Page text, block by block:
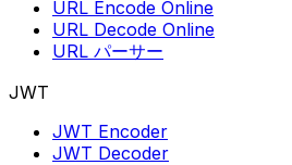
URL Encode Online
URL Decode Online
URL パーサー
JWT
JWT Encoder
JWT Decoder